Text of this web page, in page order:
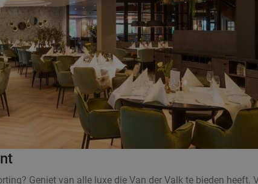
Geniet van alle luxe die Van der Valk te bieden